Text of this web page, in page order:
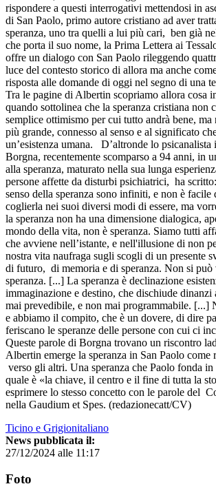
rispondere a questi interrogativi mettendosi in
di San Paolo, primo autore cristiano ad aver
speranza, uno tra quelli a lui più cari, ben già
che porta il suo nome, la Prima Lettera ai
offre un dialogo con San Paolo rileggendo
luce del contesto storico di allora ma anche
risposta alle domande di oggi nel segno di una
Tra le pagine di Albertin scopriamo allora cosa
quando sottolinea che la speranza cristiana non
semplice ottimismo per cui tutto andrà bene, ma
più grande, connesso al senso e al significato
un’esistenza umana. D’altronde lo
Borgna, recentemente scomparso a 94 anni, in
alla speranza, maturato nella sua lunga
persone affette da disturbi psichiatrici, ha
senso della speranza sono infiniti, e non è facile
coglierla nei suoi diversi modi di essere, ma
la speranza non ha una dimensione dialogica,
mondo della vita, non è speranza. Siamo tutti
che avviene nell’istante, e nell'illusione di non
nostra vita naufraga sugli scogli di un presente
di futuro, di memoria e di speranza. Non si può
speranza. [...] La speranza è declinazione
immaginazione e destino, che dischiude
mai prevedibile, e non mai programmabile. [...]
e abbiamo il compito, che è un dovere, di dire
feriscano le speranze delle persone con cui ci
Queste parole di Borgna trovano un riscontro
Albertin emerge la speranza in San Paolo come
verso gli altri. Una speranza che Paolo fonda
quale è «la chiave, il centro e il fine di tutta la
esprimere lo stesso concetto con le parole del
nella Gaudium et Spes. (redazionecatt/CV)
Ticino e Grigionitaliano
News pubblicata il:
27/12/2024 alle 11:17
Foto